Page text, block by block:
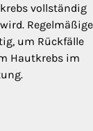
vollständig
Regelmäßige
um Rückfälle
Hautkrebs im